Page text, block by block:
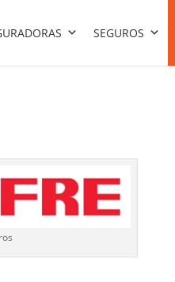
SEGUROS